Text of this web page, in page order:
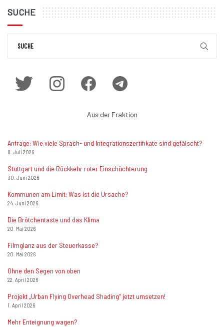
SUCHE
Aus der Fraktion
Anfrage: Wie viele Sprach- und Integrationszertifikate sind gefälscht?
8. Juli 2026
Stuttgart und die Rückkehr roter Einschüchterung
30. Juni 2026
Kommunen am Limit: Was ist die Ursache?
24. Juni 2026
Die Brötchentaste und das Klima
20. Mai 2026
Filmglanz aus der Steuerkasse?
20. Mai 2026
Ohne den Segen von oben
22. April 2026
Projekt „Urban Flying Overhead Shading“ jetzt umsetzen!
1. April 2026
Mehr Enteignung wagen?